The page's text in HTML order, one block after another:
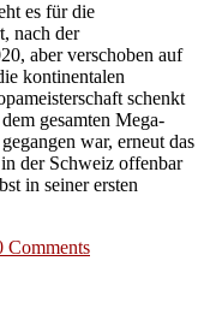
es für die
nach der
aber verschoben auf
kontinentalen
schenkt
gesamten Mega-
war, erneut das
der Schweiz offenbar
in seiner ersten
Comments